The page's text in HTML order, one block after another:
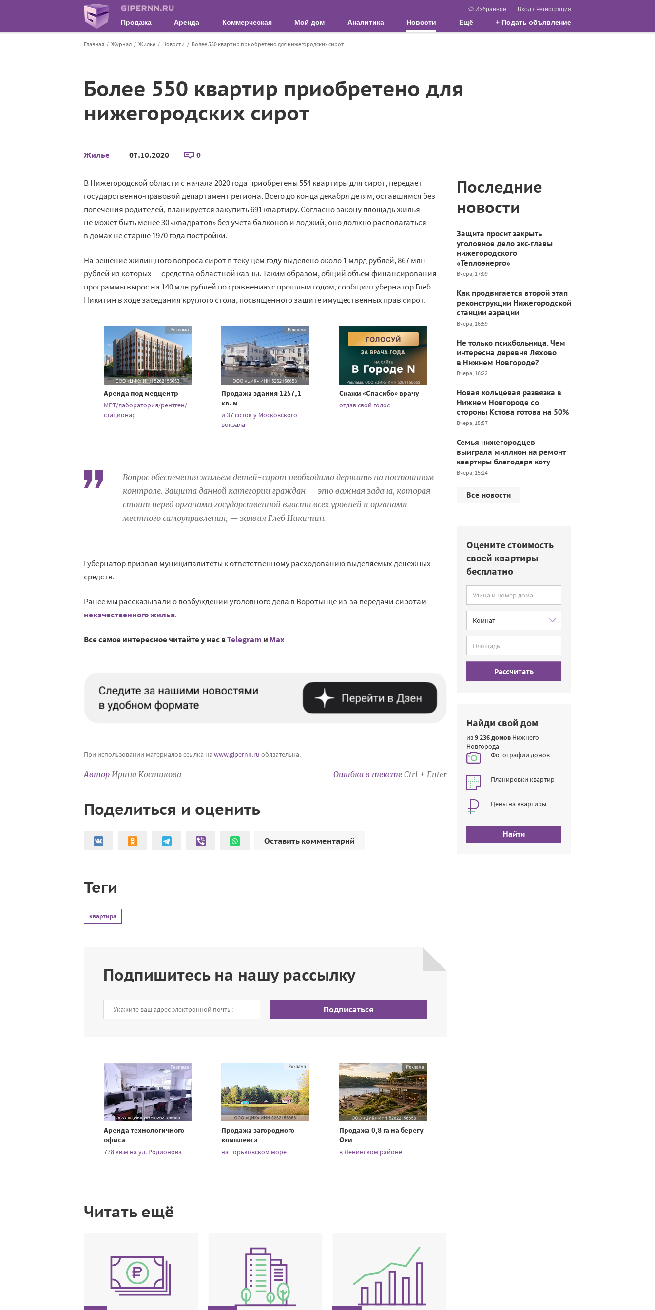
Избранное Вход / Регистрация
Продажа Аренда Коммерческая Мой дом Аналитика Новости Ещё + Подать объявление
Главная Журнал Жилье Новости Более 550 квартир приобретено для нижегородских сирот
Более 550 квартир приобретено для
нижегородских сирот
Жилье 07.10.2020 0
В Нижегородской области с начала 2020 года приобретены 554 квартиры для сирот, передает
государственно-правовой департамент региона. Всего до конца декабря детям, оставшимся без
попечения родителей, планируется закупить 691 квартиру. Согласно закону площадь жилья
не может быть менее 30 «квадратов» без учета балконов и лоджий, оно должно располагаться
в домах не старше 1970 года постройки.
На решение жилищного вопроса сирот в текущем году выделено около 1 млрд рублей, 867 млн
рублей из которых — средства областной казны. Таким образом, общий объем финансирования
программы вырос на 140 млн рублей по сравнению с прошлым годом, сообщил губернатор Глеб
Никитин в ходе заседания круглого стола, посвященного защите имущественных прав сирот.
Аренда под медцентр
МРТ/лаборатория/рентген/
стационар
Продажа здания 1257,1
кв. м
и 37 соток у Московского
вокзала
Скажи «Спасибо» врачу
отдав свой голос
Вопрос обеспечения жильем детей-сирот необходимо держать на постоянном
контроле. Защита данной категории граждан — это важная задача, которая
стоит перед органами государственной власти всех уровней и органами
местного самоуправления, — заявил Глеб Никитин.
Губернатор призвал муниципалитеты к ответственному расходованию выделяемых денежных
средств.
Ранее мы рассказывали о возбуждении уголовного дела в Воротынце из-за передачи сиротам
некачественного жилья.
Все самое интересное читайте у нас вTelegram и Mах
При использовании материалов ссылка на www.gipernn.ru обязательна.
Автор Ирина Костикова Ошибка в тексте Ctrl + Enter
Поделиться и оценить
Оставить комментарий
Теги
квартира
Подпишитесь на нашу рассылку
Подписаться
Аренда технологичного
офиса
778 кв.м на ул. Родионова
Продажа загородного
комплекса
на Горьковском море
Продажа 0,8 га на берегу
Оки
в Ленинском районе
Читать ещё
Последние
новости
Защита просит закрыть
уголовное дело экс-главы
нижегородского
«Теплоэнерго»
Вчера, 17:09
Как продвигается второй этап
реконструкции Нижегородской
станции аэрации
Вчера, 16:59
Не только психбольница. Чем
интересна деревня Ляхово
в Нижнем Новгороде?
Вчера, 16:22
Новая кольцевая развязка в
Нижнем Новгороде со
стороны Кстова готова на 50%
Вчера, 15:57
Семья нижегородцев
выиграла миллион на ремонт
квартиры благодаря коту
Вчера, 15:24
Все новости
Оцените стоимость
своей квартиры
бесплатно
Рассчитать
Найди свой дом
из9 236 домов Нижнего
Новгорода
Фотографии домов
Планировки квартир
Цены на квартиры
Найти